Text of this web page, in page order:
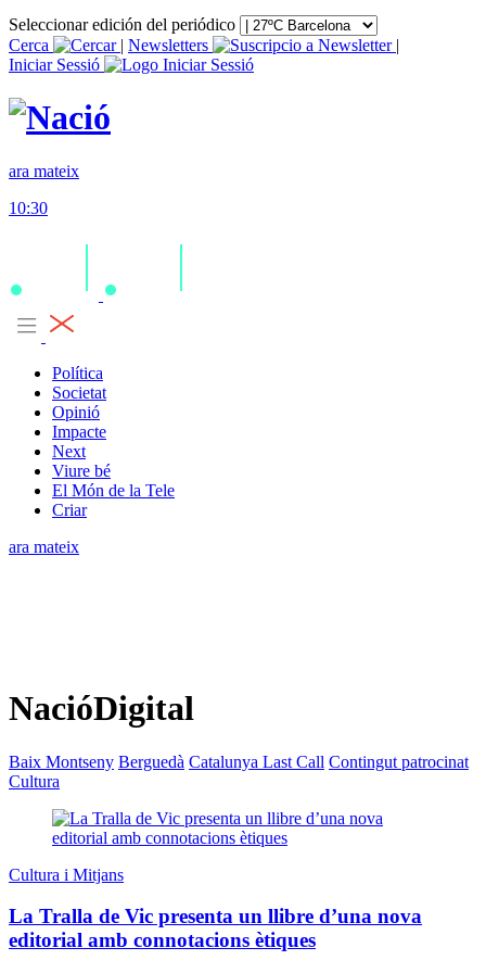
Seleccionar edición del periódico
Cerca
| Newsletters
|
Iniciar Sessió
ara mateix
10:30
Política
Societat
Opinió
Impacte
Next
Viure bé
El Món de la Tele
Criar
ara mateix
NacióDigital
Baix Montseny Berguedà Catalunya Last Call Contingut patrocinat
Cultura
Cultura i Mitjans
La Tralla de Vic presenta un llibre d’una nova
editorial amb connotacions ètiques